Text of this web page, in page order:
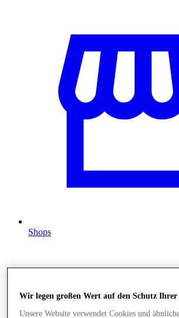
Shops
Wir legen großen Wert auf den Schutz Ihrer
Unsere Website verwendet Cookies und